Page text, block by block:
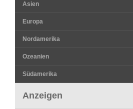
Asien
Europa
Nordamerika
Ozeanien
Südamerika
Anzeigen